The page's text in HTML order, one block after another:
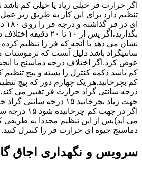
اگر حرارت فر خیلی زیاد یا خیلی کم باشد
تنظیم دارد برای این کار به طریق زیر
ای
بگذارید،اگر پس از ۱۰ تا
سانتیگراد باشد دلیل آنست که ترموستات
عوض کرد.اگر اختلاف درجه دماسنج با
کم باشد دکمه کنترل را بسته و پیچ تنظیم
درجه سانتی گراد حرارت فر تغییر می
جهت زیاد بچرخانید ۱۵ درجه
اگر در جهت کم
می آید)پس از این تنظیم مجددا به طریقی
دماسنج جیوه ای حرارت فر را کنترل کنید.
سرویس و نگهداری اجاق